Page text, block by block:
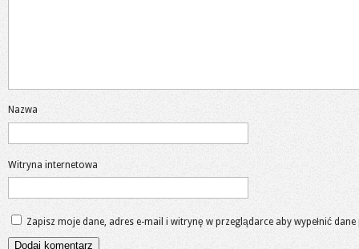
Nazwa
Witryna internetowa
Zapisz moje dane, adres e-mail i witrynę w przeglądarce aby wypełnić